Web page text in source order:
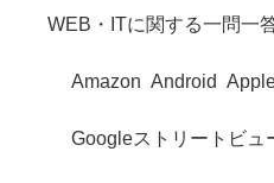
WEB・ITに関する一問一
Amazon Android
Googleストリートビュ